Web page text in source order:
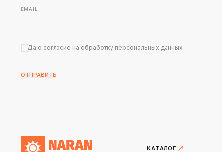
КАТАЛОГ
Даю согласие на обработку персональных данных
ОТПРАВИТЬ